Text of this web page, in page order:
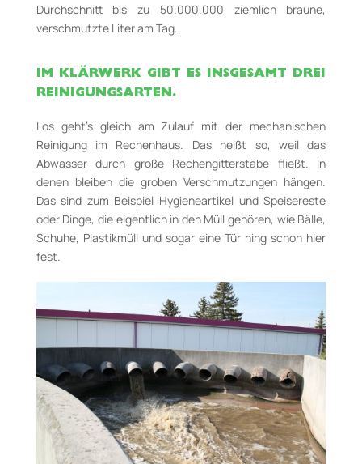
Durchschnitt bis zu 50.000.000 ziemlich braune,
verschmutzte Liter am Tag.
IM KLÄRWERK GIBT ES INSGESAMT DREI
REINIGUNGSARTEN.
Los geht’s gleich am Zulauf mit der mechanischen
Reinigung im Rechenhaus. Das heißt so, weil das
Abwasser durch große Rechengitterstäbe fließt. In
denen bleiben die groben Verschmutzungen hängen.
Das sind zum Beispiel Hygieneartikel und Speisereste
oder Dinge, die eigentlich in den Müll gehören, wie Bälle,
Schuhe, Plastikmüll und sogar eine Tür hing schon hier
fest.